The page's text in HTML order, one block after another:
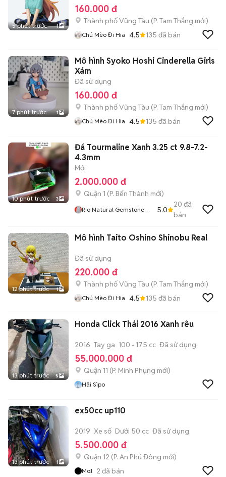
5 phút trước 1
160.000 đ
Thành phố Vũng Tàu (P. Tam Thắng mới)
Chú Mèo Đi Hia 4.5 135 đã bán
7 phút trước 1
Mô hình Syoko Hoshi Cinderella Girls
Xám
Đã sử dụng
160.000 đ
Thành phố Vũng Tàu (P. Tam Thắng mới)
Chú Mèo Đi Hia 4.5 135 đã bán
10 phút trước 3
Đá Tourmaline Xanh 3.25 ct 9.8-7.2-
4.3mm
Mới
2.000.000 đ
Quận 1 (P. Bến Thành mới)
Rio Natural Gemstone
5.0
20 đã
bán
12 phút trước 1
Mô hình Taito Oshino Shinobu Real
Đã sử dụng
220.000 đ
Thành phố Vũng Tàu (P. Tam Thắng mới)
Chú Mèo Đi Hia 4.5 135 đã bán
13 phút trước 5
Honda Click Thái 2016 Xanh rêu
2016 Tay ga 100 - 175 cc Đã sử dụng
55.000.000 đ
Quận 11 (P. Minh Phụng mới)
Hãi Sìpo
13 phút trước 1
ex50cc up110
2019 Xe số Dưới 50 cc Đã sử dụng
5.500.000 đ
Quận 12 (P. An Phú Đông mới)
Mdl 2 đã bán